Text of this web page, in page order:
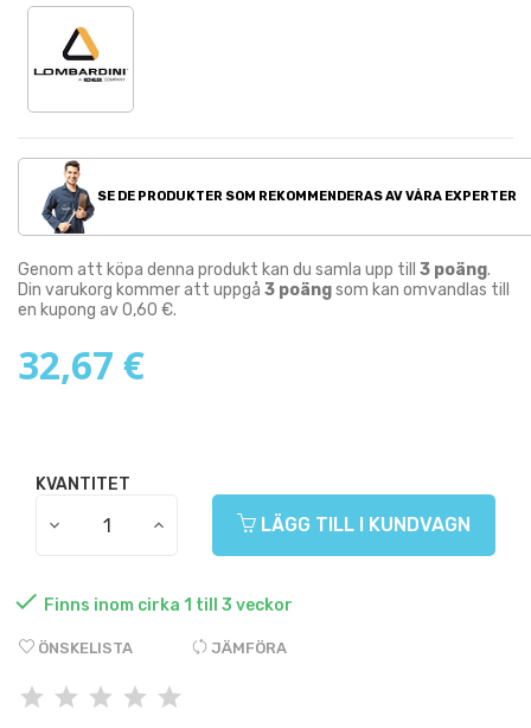
SE DE PRODUKTER SOM REKOMMENDERAS AV VÅRA EXPERTER
Genom att köpa denna produkt kan du samla upp till 3 poäng.
Din varukorg kommer att uppgå 3 poängsom kan omvandlas till
en kupong av0,60 €.
32,67 €
KVANTITET
LÄGG TILL I KUNDVAGN
 Finns inom cirka 1 till 3 veckor
ÖNSKELISTA JÄMFÖRA